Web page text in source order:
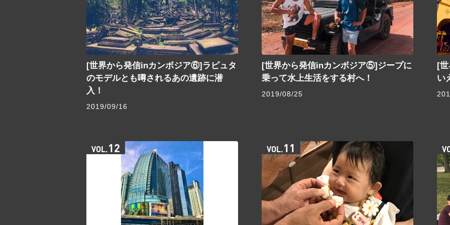
[世界から発信inカンボジア⑥]ラピュタ
のモデルとも噂されるあの遺跡に潜
入！
2019/09/16
[世界から発信inカンボジア⑤]ジープに
乗って水上生活をする村へ！
2019/08/25
[
い
VOL.12 VOL.11